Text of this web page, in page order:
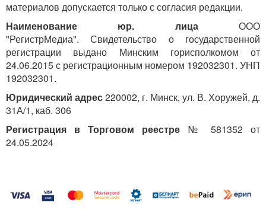
вопрос о ежедневном возвращении работника из
места командировки к месту жительства решается
нанимателем с учетом расстояния, условий
транспортного сообщения, характера выполняемого
задания, а также необходимости создания работнику
условий для отдыха и отражается в приказе
(распоряжении, постановлении) нанимателя
о направлении работника в командировку. При
ежедневном возвращении командированного
работника к месту жительства, а также однодневных
командировках в пределах Республики Беларусь
Наем жилых помещений при командировках за
границу
материалов допускается только с согласия редакции.
Наименование юр. лицаООО
"РегистрМедиа". Свидетельство о государственной
регистрации выдано Минским горисполкомом от
24.06.2015 с регистрационным номером 192032301. УНП
192032301.
Юридический адрес220002, г. Минск, ул. В. Хоружей, д.
31А/1, каб. 306
Регистрация в Торговом реестре № 581352 от
24.05.2024